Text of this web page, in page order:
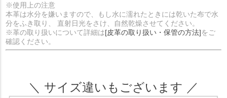
※使用上の注意
本革は水分を嫌いますので、もし水に濡れたときには乾いた布で水
分をふき取り、 直射日光をさけ、自然乾燥させてください。
※革の取り扱いについて詳細は[皮革の取り扱い・保管の方法]をご
確認ください。
＼ サイズ違いもございます ／